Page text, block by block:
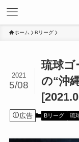
ホーム Bリーグ
琉球ゴ
の“沖
2021
5/08
広告 Bリーグ 琉